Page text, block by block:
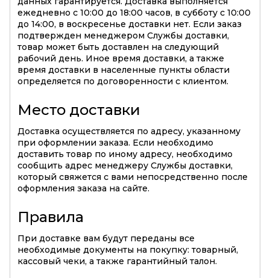
ежедневно с 10:00 до 18:00 часов, в субботу с 10:00
до 14:00, в воскресенье доставки нет. Если заказ
подтвержден менеджером Службы доставки,
товар может быть доставлен на следующий
рабочий день. Иное время доставки, а также
время доставки в населенные пункты области
определяется по договоренности с клиентом.
Место доставки
Доставка осуществляется по адресу, указанному
при оформлении заказа. Если необходимо
доставить товар по иному адресу, необходимо
сообщить адрес менеджеру Службы доставки,
который свяжется с вами непосредственно после
оформления заказа на сайте.
Правила
При доставке вам будут переданы все
необходимые документы на покупку: товарный,
кассовый чеки, а также гарантийный талон.